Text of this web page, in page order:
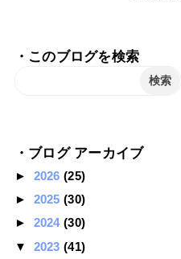
・このブログを検索
・ブログ アーカイブ
► 2026(25)
► 2025(30)
► 2024(30)
▼ 2023(41)